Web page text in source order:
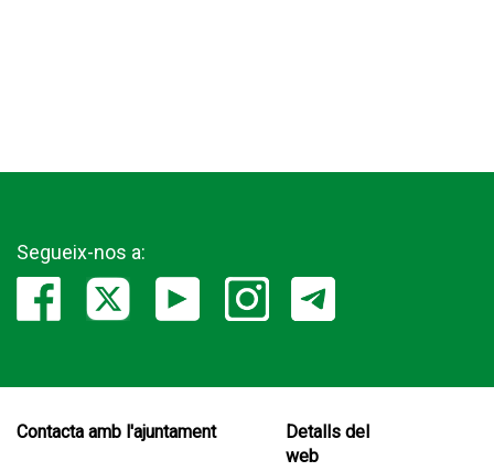
Segueix-nos a:
Contacta amb l'ajuntament
Detalls del
web